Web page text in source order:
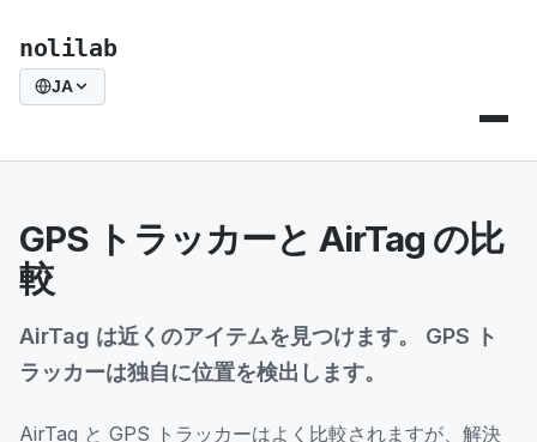
nolilab
JA
GPS トラッカーと AirTag の比
較
AirTag は近くのアイテムを見つけます。 GPS ト
ラッカーは独自に位置を検出します。
AirTag と GPS トラッカーはよく比較されますが、解決